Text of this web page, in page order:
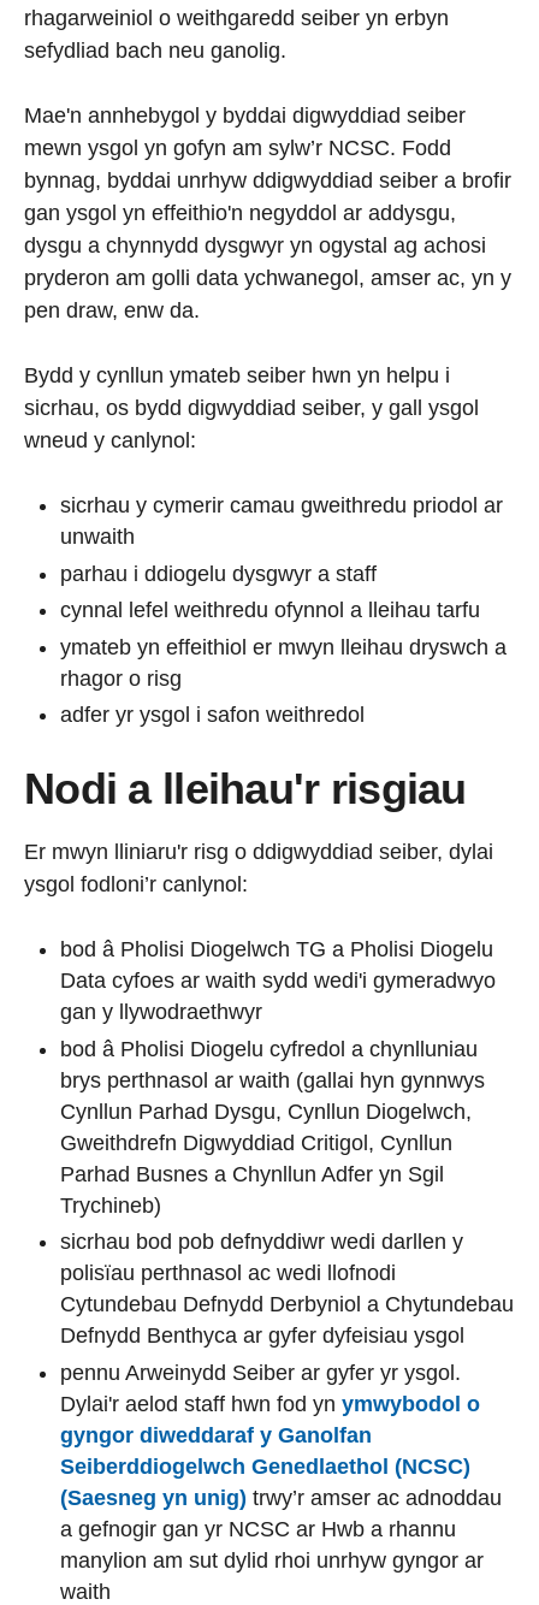
rhagarweiniol o weithgaredd seiber yn erbyn
sefydliad bach neu ganolig.
Mae'n annhebygol y byddai digwyddiad seiber
mewn ysgol yn gofyn am sylw’r NCSC. Fodd
bynnag, byddai unrhyw ddigwyddiad seiber a brofir
gan ysgol yn effeithio'n negyddol ar addysgu,
dysgu a chynnydd dysgwyr yn ogystal ag achosi
pryderon am golli data ychwanegol, amser ac, yn y
pen draw, enw da.
Bydd y cynllun ymateb seiber hwn yn helpu i
sicrhau, os bydd digwyddiad seiber, y gall ysgol
wneud y canlynol:
sicrhau y cymerir camau gweithredu priodol ar
unwaith
parhau i ddiogelu dysgwyr a staff
cynnal lefel weithredu ofynnol a lleihau tarfu
ymateb yn effeithiol er mwyn lleihau dryswch a
rhagor o risg
adfer yr ysgol i safon weithredol
Nodi a lleihau'r risgiau
Er mwyn lliniaru'r risg o ddigwyddiad seiber, dylai
ysgol fodloni’r canlynol:
bod â Pholisi Diogelwch TG a Pholisi Diogelu
Data cyfoes ar waith sydd wedi'i gymeradwyo
gan y llywodraethwyr
bod â Pholisi Diogelu cyfredol a chynlluniau
brys perthnasol ar waith (gallai hyn gynnwys
Cynllun Parhad Dysgu, Cynllun Diogelwch,
Gweithdrefn Digwyddiad Critigol, Cynllun
Parhad Busnes a Chynllun Adfer yn Sgil
Trychineb)
sicrhau bod pob defnyddiwr wedi darllen y
polisïau perthnasol ac wedi llofnodi
Cytundebau Defnydd Derbyniol a Chytundebau
Defnydd Benthyca ar gyfer dyfeisiau ysgol
pennu Arweinydd Seiber ar gyfer yr ysgol.
Dylai'r aelod staff hwn fod yn ymwybodol o
gyngor diweddaraf y Ganolfan
Seiberddiogelwch Genedlaethol (NCSC)
(Saesneg yn unig) trwy’r amser ac adnoddau
a gefnogir gan yr NCSC ar Hwb a rhannu
manylion am sut dylid rhoi unrhyw gyngor ar
waith